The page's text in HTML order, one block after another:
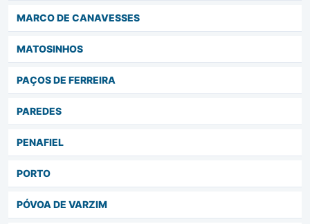
MARCO DE CANAVESSES
MATOSINHOS
PAÇOS DE FERREIRA
PAREDES
PENAFIEL
PORTO
PÓVOA DE VARZIM